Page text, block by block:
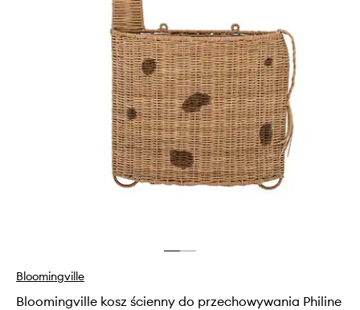
Bloomingville
Bloomingville kosz ścienny do przechowywania Philine